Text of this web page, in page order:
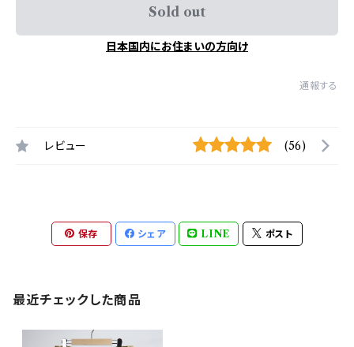
Sold out
日本国内にお住まいの方向け
通報する
レビュー (56)
保存 シェア LINE ポスト
最近チェックした商品